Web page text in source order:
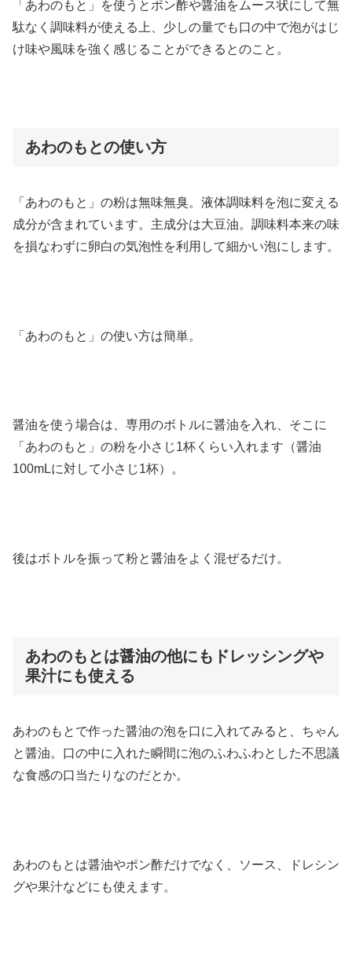
「あわのもと」を使うとポン酢や醤油をムース状にして無
駄なく調味料が使える上、少しの量でも口の中で泡がはじ
け味や風味を強く感じることができるとのこと。
あわのもとの使い方
「あわのもと」の粉は無味無臭。液体調味料を泡に変える
成分が含まれています。主成分は大豆油。調味料本来の味
を損なわずに卵白の気泡性を利用して細かい泡にします。
「あわのもと」の使い方は簡単。
醤油を使う場合は、専用のボトルに醤油を入れ、そこに
「あわのもと」の粉を小さじ1杯くらい入れます（醤油
100mLに対して小さじ1杯）。
後はボトルを振って粉と醤油をよく混ぜるだけ。
あわのもとは醤油の他にもドレッシングや
果汁にも使える
あわのもとで作った醤油の泡を口に入れてみると、ちゃん
と醤油。口の中に入れた瞬間に泡のふわふわとした不思議
な食感の口当たりなのだとか。
あわのもとは醤油やポン酢だけでなく、ソース、ドレシン
グや果汁などにも使えます。